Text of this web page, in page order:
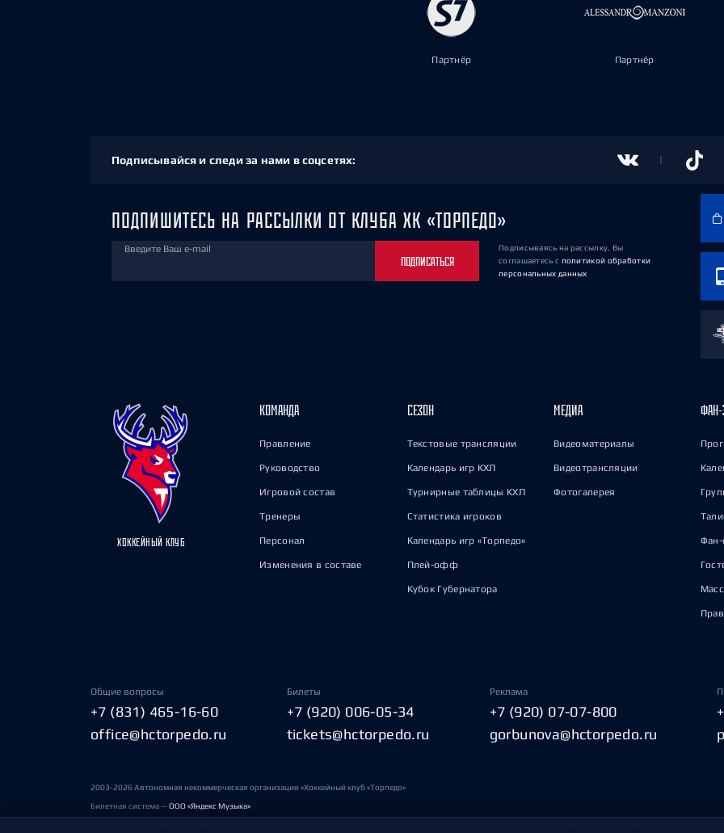
Партнёр Партнёр
Подписывайся и следи за нами в соцсетях:
ПОДПИШИТЕСЬ НА РАССЫЛКИ ОТ КЛУБА ХК «ТОРПЕДО»
Введите Ваш e-mail
ПОДПИСАТЬСЯ
Подписываясь на рассылку, Вы
соглашаетесь с политикой обработки
персональных данных
ХОККЕЙНЫЙ КЛУБ
КОМАНДА
Правление
Руководство
Игровой состав
Тренеры
Персонал
Изменения в составе
СЕЗОН
Текстовые трансляции
Календарь игр КХЛ
Турнирные таблицы КХЛ
Статистика игроков
Календарь игр «Торпедо»
Плей-офф
Кубок Губернатора
МЕДИА
Видеоматериалы
Видеотрансляции
Фотогалерея
ФАН-
Фан-
Общие вопросы
+7 (831) 465-16-60
office@hctorpedo.ru
Билеты
+7 (920) 006-05-34
tickets@hctorpedo.ru
Реклама
+7 (920) 07-07-800
gorbunova@hctorpedo.ru
2003-2026 Автономная некоммерческая организация «Хоккейный клуб «Торпедо»
Билетная система —ООО «Яндекс Музыка»